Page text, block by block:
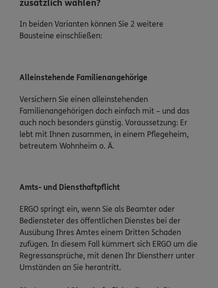
zusätzlich wählen?
In beiden Varianten können Sie 2 weitere
Bausteine einschließen:
Alleinstehende Familienangehörige
Versichern Sie einen alleinstehenden
Familienangehörigen doch einfach mit – und das
auch noch besonders günstig. Voraussetzung: Er
lebt mit Ihnen zusammen, in einem Pflegeheim,
betreutem Wohnheim o. Ä.
Amts- und Diensthaftpflicht
ERGO springt ein, wenn Sie als Beamter oder
Bediensteter des öffentlichen Dienstes bei der
Ausübung Ihres Amtes einem Dritten Schaden
zufügen. In diesem Fall kümmert sich ERGO um die
Regressansprüche, mit denen Ihr Dienstherr unter
Umständen an Sie herantritt.